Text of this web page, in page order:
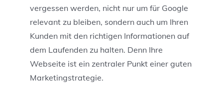
vergessen werden, nicht nur um für Google
relevant zu bleiben, sondern auch um Ihren
Kunden mit den richtigen Informationen auf
dem Laufenden zu halten. Denn Ihre
Webseite ist ein zentraler Punkt einer guten
Marketingstrategie.